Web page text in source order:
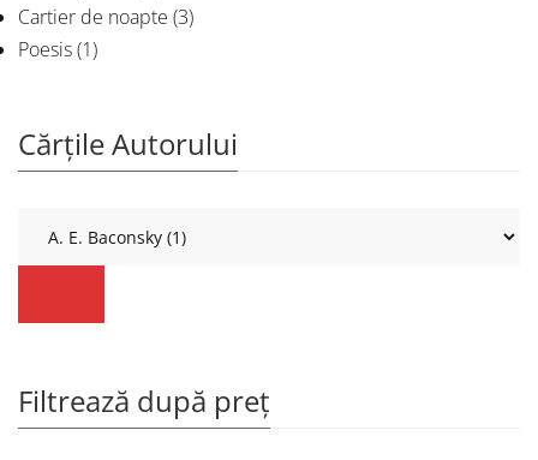
Cartier de noapte (3)
Poesis(1)
Cărțile Autorului
Filtrează după preț